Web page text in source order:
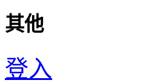
其他
登入